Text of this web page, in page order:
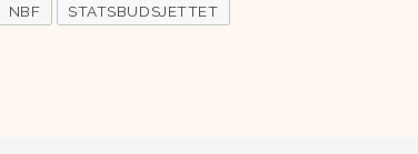
NBF STATSBUDSJETTET